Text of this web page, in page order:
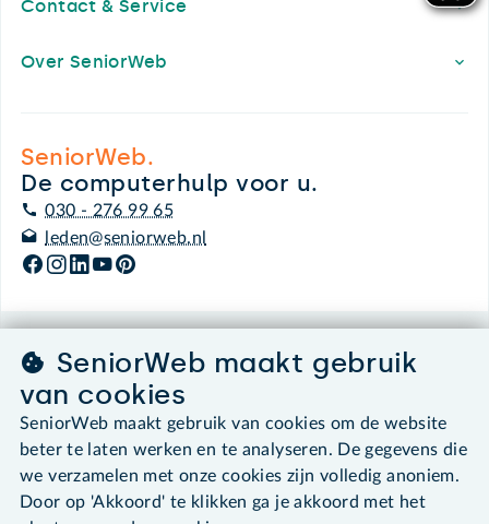
Contact & Service
Over SeniorWeb
SeniorWeb.
De computerhulp voor u.
030 - 276 99 65
leden@seniorweb.nl
©2026 SeniorWeb
Cookies en cookie-instellingen
Disclaimer
Privacybeleid
About SeniorWeb
SeniorWeb maakt gebruik
van cookies
SeniorWeb maakt gebruik van cookies om de website
beter te laten werken en te analyseren. De gegevens die
we verzamelen met onze cookies zijn volledig anoniem.
Door op 'Akkoord' te klikken ga je akkoord met het